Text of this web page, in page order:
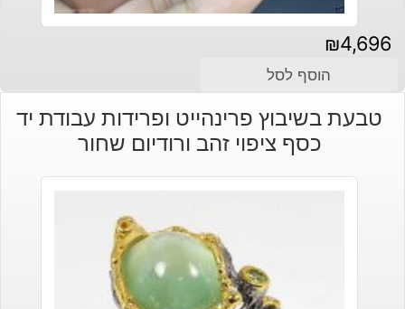
₪4,696
הוסף לסל
טבעת בשיבוץ פרינהייט ופרידות עבודת יד
כסף ציפוי זהב ורודיום שחור